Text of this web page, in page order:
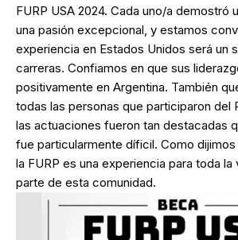
FURP USA 2024. Cada uno/a demostró
una pasión excepcional, y estamos
experiencia en Estados Unidos será un
carreras. Confiamos en que sus
positivamente en Argentina. También
todas las personas que participaron del
las actuaciones fueron tan destacadas
fue particularmente díficil. Como dijimos
la FURP es una experiencia para toda
parte de esta comunidad.